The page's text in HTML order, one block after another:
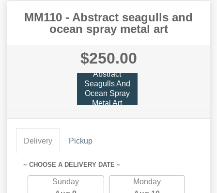
MM110 - Abstract seagulls and
ocean spray metal art
$250.00
Abstract
Seagulls And
Ocean Spray
Metal Art
Delivery Pickup
~ CHOOSE A DELIVERY DATE ~
Sunday
Monday